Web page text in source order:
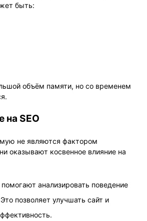
быть:
объём памяти, но со временем
на SEO
не являются фактором
оказывают косвенное влияние на
анализировать поведение
позволяет улучшать сайт и